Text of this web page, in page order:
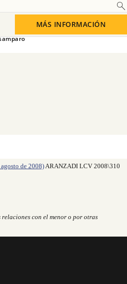
MÁS INFORMACIÓN
de 2008)ARANZADI LCV 2008\310
con el menor o por otras